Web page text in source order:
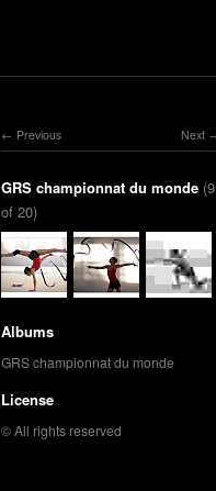
Next
Previous
GRS championnat du monde (9
of 20)
Albums
GRS championnat du monde
License
© All rights reserved